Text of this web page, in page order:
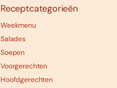
Receptcategorieën
Weekmenu
Salades
Soepen
Voorgerechten
Hoofdgerechten